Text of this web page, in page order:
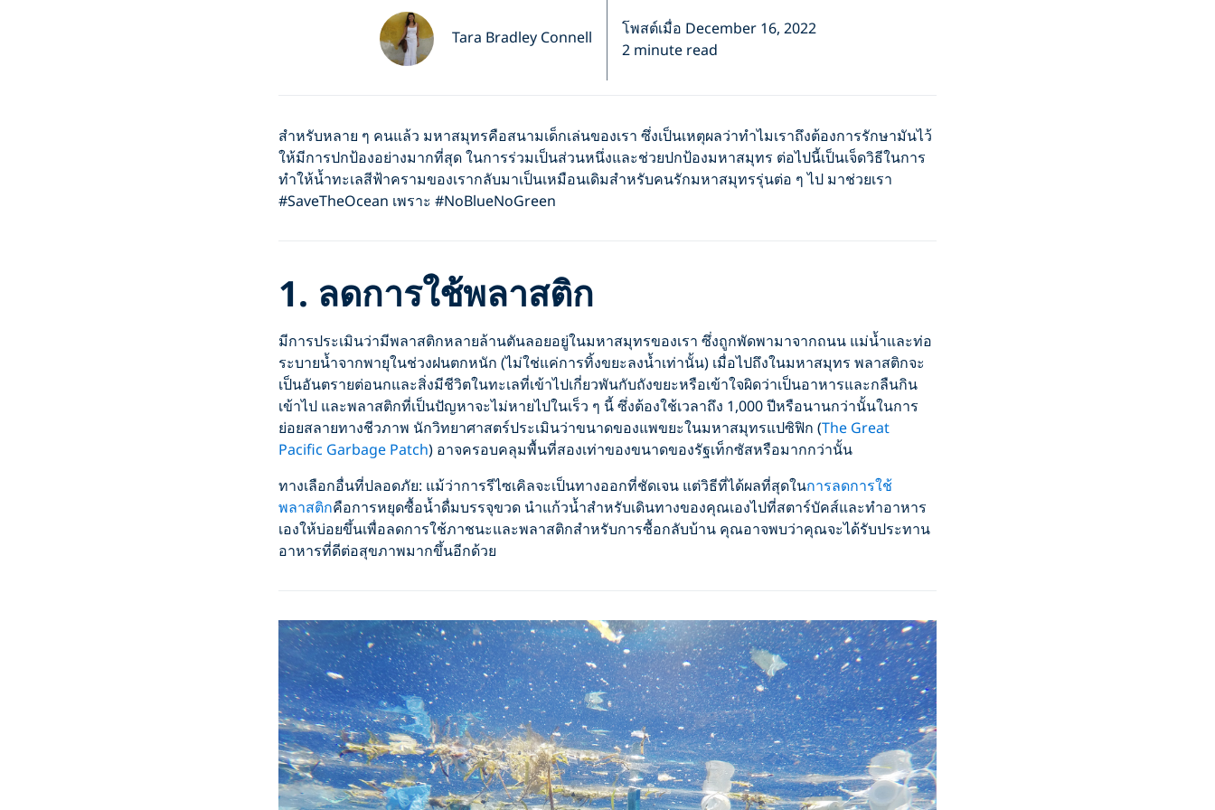
Tara Bradley Connell
โพสต์เมื่อ December 16, 2022
2 minute read
สำหรับหลาย ๆ คนแล้ว มหาสมุทรคือสนามเด็กเล่นของเรา ซึ่งเป็นเหตุผลว่าทำไมเราถึงต้องการรักษามันไว้
ให้มีการปกป้องอย่างมากที่สุด ในการร่วมเป็นส่วนหนึ่งและช่วยปกป้องมหาสมุทร ต่อไปนี้เป็นเจ็ดวิธีในการ
ทำให้น้ำทะเลสีฟ้าครามของเรากลับมาเป็นเหมือนเดิมสำหรับคนรักมหาสมุทรรุ่นต่อ ๆ ไป มาช่วยเรา
#SaveTheOcean เพราะ #NoBlueNoGreen
1. ลดการใช้พลาสติก
มีการประเมินว่ามีพลาสติกหลายล้านตันลอยอยู่ในมหาสมุทรของเรา ซึ่งถูกพัดพามาจากถนน แม่น้ำและท่อ
ระบายน้ำจากพายุในช่วงฝนตกหนัก (ไม่ใช่แค่การทิ้งขยะลงน้ำเท่านั้น) เมื่อไปถึงในมหาสมุทร พลาสติกจะ
เป็นอันตรายต่อนกและสิ่งมีชีวิตในทะเลที่เข้าไปเกี่ยวพันกับถังขยะหรือเข้าใจผิดว่าเป็นอาหารและกลืนกิน
เข้าไป และพลาสติกที่เป็นปัญหาจะไม่หายไปในเร็ว ๆ นี้ ซึ่งต้องใช้เวลาถึง 1,000 ปีหรือนานกว่านั้นในการ
ย่อยสลายทางชีวภาพ นักวิทยาศาสตร์ประเมินว่าขนาดของแพขยะในมหาสมุทรแปซิฟิก (The Great
Pacific Garbage Patch) อาจครอบคลุมพื้นที่สองเท่าของขนาดของรัฐเท็กซัสหรือมากกว่านั้น
ทางเลือกอื่นที่ปลอดภัย: แม้ว่าการรีไซเคิลจะเป็นทางออกที่ชัดเจน แต่วิธีที่ได้ผลที่สุดในการลดการใช้
พลาสติกคือการหยุดซื้อน้ำดื่มบรรจุขวด นำแก้วน้ำสำหรับเดินทางของคุณเองไปที่สตาร์บัคส์และทำอาหาร
เองให้บ่อยขึ้นเพื่อลดการใช้ภาชนะและพลาสติกสำหรับการซื้อกลับบ้าน คุณอาจพบว่าคุณจะได้รับประทาน
อาหารที่ดีต่อสุขภาพมากขึ้นอีกด้วย